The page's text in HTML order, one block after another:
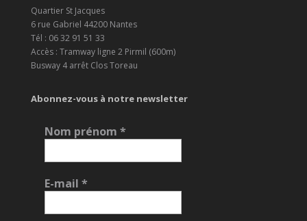
Quartier St Jacques
6 rue Gabriel 44200 Nantes
Tél : 06 32 91 51 33
Accès : Tramway ligne 2 Pirmil (600m)
Busway 4 arrêt Clos Toreau
Abonnez-vous à notre newsletter
Nom prénom *
E-mail *